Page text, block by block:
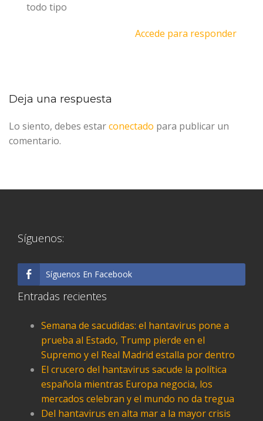
todo tipo
Accede para responder
Deja una respuesta
Lo siento, debes estarconectado para publicar un
comentario.
Síguenos:
Síguenos En Facebook
Entradas recientes
Semana de sacudidas: el hantavirus pone a
prueba al Estado, Trump pierde en el
Supremo y el Real Madrid estalla por dentro
El crucero del hantavirus sacude la política
española mientras Europa negocia, los
mercados celebran y el mundo no da tregua
Del hantavirus en alta mar a la mayor crisis